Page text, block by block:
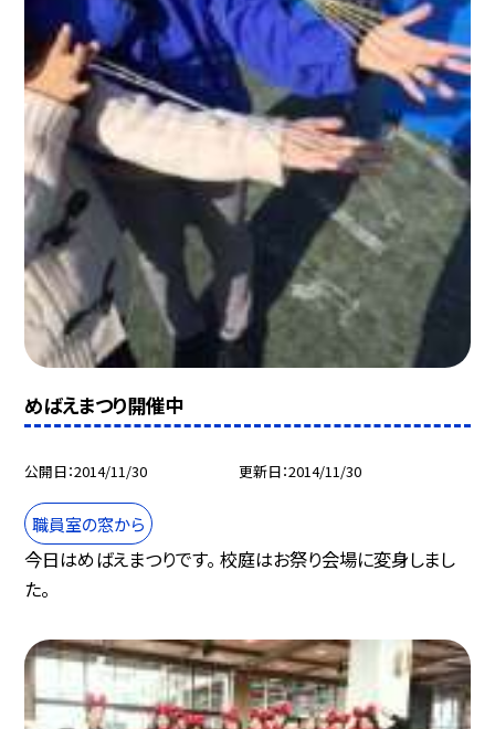
めばえまつり開催中
公開日 2014/11/30 更新日 2014/11/30
職員室の窓から
今日はめばえまつりです。 校庭はお祭り会場に変身しまし
た。